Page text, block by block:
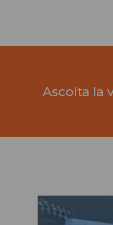
Ascolta la